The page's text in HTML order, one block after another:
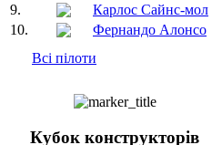
9.
Карлос Сайнс-мол
10.
Фернандо Алонсо
Всі пілоти
Кубок конструкторів